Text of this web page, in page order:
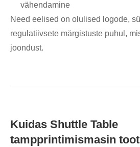
vähendamine
Need eelised on olulised logode,
regulatiivsete märgistuste puhul,
joondust.
Kuidas Shuttle Table
tampprintimismasin